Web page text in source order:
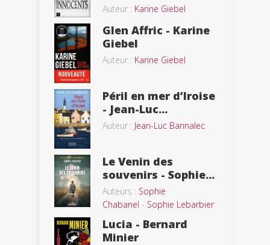
Auteur : Karine Giebel
Glen Affric - Karine
Giebel
Auteur : Karine Giebel
Péril en mer d’Iroise
- Jean-Luc...
Auteur : Jean-Luc Bannalec
Le Venin des
souvenirs - Sophie...
Auteurs : Sophie
Chabanel - Sophie Lebarbier
Lucia - Bernard
Minier